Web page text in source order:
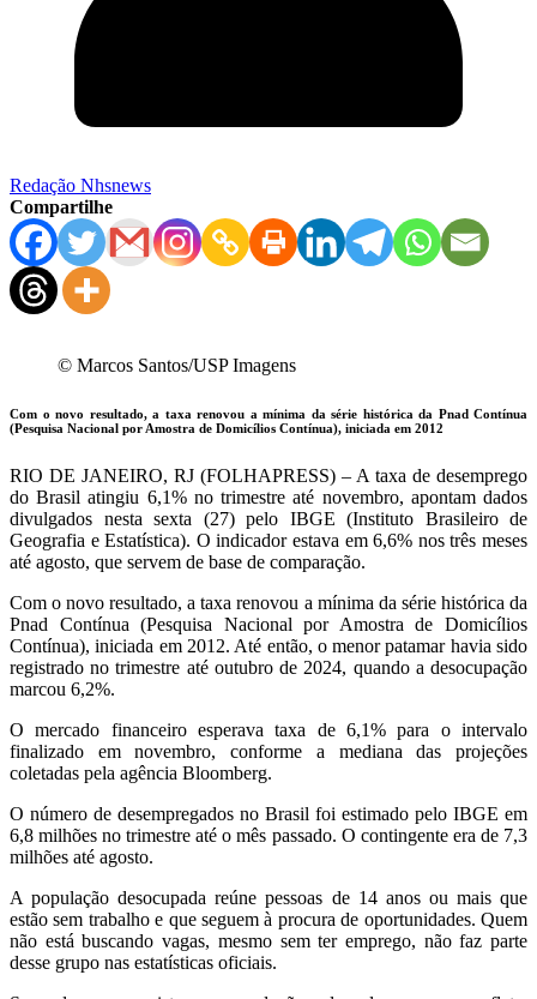
Redação Nhsnews
Compartilhe
© Marcos Santos/USP Imagens
Com o novo resultado, a taxa renovou a mínima da série histórica da Pnad Contínua
(Pesquisa Nacional por Amostra de Domicílios Contínua), iniciada em 2012
RIO DE JANEIRO, RJ (FOLHAPRESS) – A taxa de desemprego
do Brasil atingiu 6,1% no trimestre até novembro, apontam dados
divulgados nesta sexta (27) pelo IBGE (Instituto Brasileiro de
Geografia e Estatística). O indicador estava em 6,6% nos três meses
até agosto, que servem de base de comparação.
Com o novo resultado, a taxa renovou a mínima da série histórica da
Pnad Contínua (Pesquisa Nacional por Amostra de Domicílios
Contínua), iniciada em 2012. Até então, o menor patamar havia sido
registrado no trimestre até outubro de 2024, quando a desocupação
marcou 6,2%.
O mercado financeiro esperava taxa de 6,1% para o intervalo
finalizado em novembro, conforme a mediana das projeções
coletadas pela agência Bloomberg.
O número de desempregados no Brasil foi estimado pelo IBGE em
6,8 milhões no trimestre até o mês passado. O contingente era de 7,3
milhões até agosto.
A população desocupada reúne pessoas de 14 anos ou mais que
estão sem trabalho e que seguem à procura de oportunidades. Quem
não está buscando vagas, mesmo sem ter emprego, não faz parte
desse grupo nas estatísticas oficiais.